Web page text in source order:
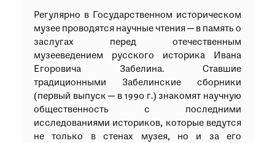
Регулярно в Государственном историческом
музее проводятся научные чтения — в память о
заслугах перед отечественным
музееведением русского историка Ивана
Егоровича Забелина. Ставшие
традиционными Забелинские сборники
(первый выпуск — в 1990 г.) знакомят научную
общественность с последними
исследованиями историков, которые ведутся
не только в стенах музея, но и за его